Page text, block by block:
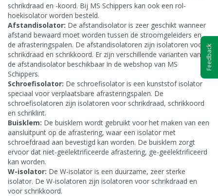
schrikdraad en -koord. Bij MS Schippers kan ook een rol-
hoekisolator worden besteld.
Afstandisolator: De afstandisolator is zeer geschikt wanneer
afstand bewaard moet worden tussen de stroomgeleiders en
de afrasteringspalen. De afstandisolatoren zijn isolatoren voor
schrikdraad en schrikkoord. Er zijn verschillende varianten van
de afstandisolator beschikbaar in de webshop van MS
Schippers.
Schroefisolator: De schroefisolator is een kunststof isolator
speciaal voor verplaatsbare afrasteringspalen. De
schroefisolatoren zijn isolatoren voor schrikdraad, schrikkoord
en schriklint.
Buisklem: De buisklem wordt gebruikt voor het maken van een
aansluitpunt op de afrastering, waar een isolator met
schroefdraad aan bevestigd kan worden. De buisklem zorgt
ervoor dat niet-geëlektrificeerde afrastering, ge-geëlektrificeerd
kan worden.
W-isolator: De W-isolator is een duurzame, zeer sterke
isolator. De W-isolatoren zijn isolatoren voor schrikdraad en
voor schrikkoord.
Feedback